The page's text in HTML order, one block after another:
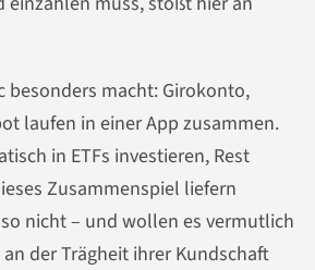
besonders macht: Girokonto,
laufen in einer App zusammen.
in ETFs investieren, Rest
Zusammenspiel liefern
nicht – und wollen es vermutlich
der Trägheit ihrer Kundschaft